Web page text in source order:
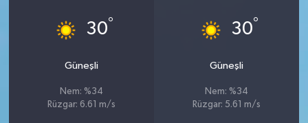
30°
Güneşli
Nem: %34
Rüzgar: 6.61 m/s
30°
Güneşli
Nem: %34
Rüzgar: 5.61 m/s